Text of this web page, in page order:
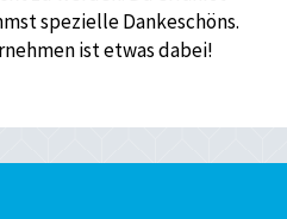
spezielle Dankeschöns.
ist etwas dabei!